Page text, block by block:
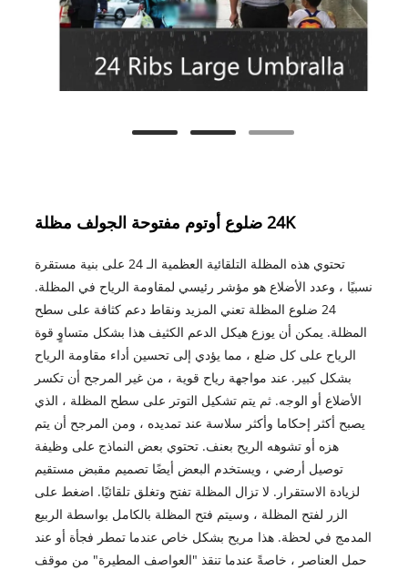
24K ضلوع أوتوم مفتوحة الجولف مظلة
تحتوي هذه المظلة التلقائية العظمية الـ 24 على بنية مستقرة
نسبيًا ، وعدد الأضلاع هو مؤشر رئيسي لمقاومة الرياح في المظلة.
24 ضلوع المظلة تعني المزيد ونقاط دعم كثافة على سطح
المظلة. يمكن أن يوزع هيكل الدعم الكثيف هذا بشكل متساوٍ قوة
الرياح على كل ضلع ، مما يؤدي إلى تحسين أداء مقاومة الرياح
بشكل كبير. عند مواجهة رياح قوية ، من غير المرجح أن تكسر
الأضلاع أو الوجه. ثم يتم تشكيل التوتر على سطح المظلة ، الذي
يصبح أكثر إحكاما وأكثر سلاسة عند تمديده ، ومن المرجح أن يتم
هزه أو تشوهه الريح بعنف. تحتوي بعض النماذج على وظيفة
توصيل أرضي ، ويستخدم البعض أيضًا تصميم مقبض مستقيم
لزيادة الاستقرار. لا تزال المظلة تفتح وتغلق تلقائيًا. اضغط على
الزر لفتح المظلة ، وسيتم فتح المظلة بالكامل بواسطة الربيع
المدمج في لحظة. هذا مريح بشكل خاص عندما تمطر فجأة أو عند
حمل العناصر ، خاصةً عندما تنقذ "العواصف المطيرة" من موقف